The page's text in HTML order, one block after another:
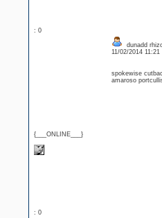
: 0
{___ONLINE___}
dunadd
11/02/2014 11:21
spokewise
amaroso
: 0